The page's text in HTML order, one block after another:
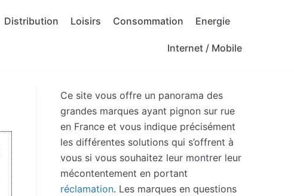
Distribution Loisirs Consommation Energie
Internet / Mobile
Ce site vous offre un panorama des
grandes marques ayant pignon sur rue
en France et vous indique précisément
les différentes solutions qui s’offrent à
vous si vous souhaitez leur montrer leur
mécontentement en portant
réclamation. Les marques en questions